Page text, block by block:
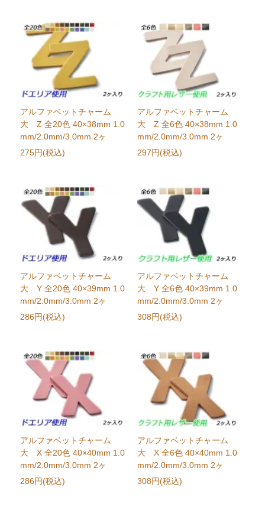
アルファベットチャーム
大 Z 全20色 40×38mm 1.0
mm/2.0mm/3.0mm 2ヶ
275円(税込)
アルファベットチャーム
大 Z 全6色 40×38mm 1.0
mm/2.0mm/3.0mm 2ヶ
297円(税込)
アルファベットチャーム
大 Y 全20色 40×39mm 1.0
mm/2.0mm/3.0mm 2ヶ
286円(税込)
アルファベットチャーム
大 Y 全6色 40×39mm 1.0
mm/2.0mm/3.0mm 2ヶ
308円(税込)
アルファベットチャーム
大 X 全20色 40×40mm 1.0
mm/2.0mm/3.0mm 2ヶ
286円(税込)
アルファベットチャーム
大 X 全6色 40×40mm 1.0
mm/2.0mm/3.0mm 2ヶ
308円(税込)